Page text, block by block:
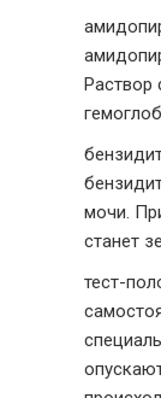
Раствор
мочи.
станет
тест-